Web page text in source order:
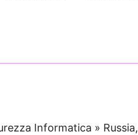
Informatica »